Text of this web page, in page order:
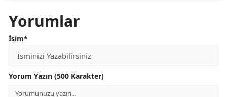
Yorumlar
İsim*
Yorum Yazın (500 Karakter)